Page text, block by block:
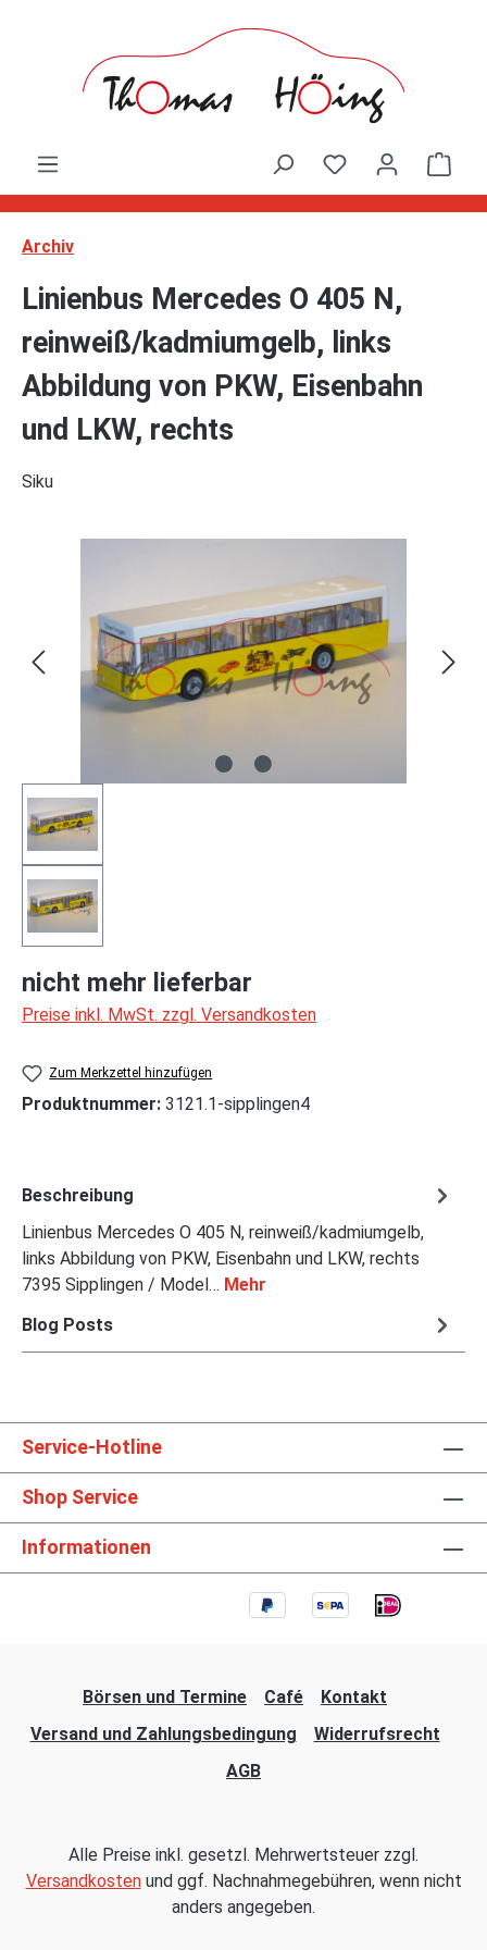
Archiv
Linienbus Mercedes O 405 N,
reinweiß/kadmiumgelb, links
Abbildung von PKW, Eisenbahn
und LKW, rechts
Siku
nicht mehr lieferbar
Preise inkl. MwSt. zzgl. Versandkosten
Zum Merkzettel hinzufügen
Produktnummer: 3121.1-sipplingen4
Beschreibung
Linienbus Mercedes O 405 N, reinweiß/kadmiumgelb,
links Abbildung von PKW, Eisenbahn und LKW, rechts
7395 Sipplingen / Model… Mehr
Blog Posts
Service-Hotline
Shop Service
Informationen
Börsen und Termine Café
Kontakt
Versand und Zahlungsbedingung
Widerrufsrecht
AGB
Alle Preise inkl. gesetzl. Mehrwertsteuer zzgl.
Versandkostenund ggf. Nachnahmegebühren, wenn nicht
anders angegeben.